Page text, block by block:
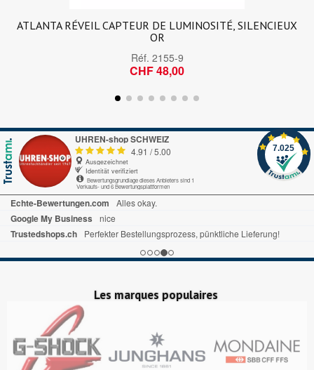
ATLANTA RÉVEIL CAPTEUR DE LUMINOSITÉ, SILENCIEUX
OR
Réf. 2155-9
CHF 48,00
UHREN-shop SCHWEIZ
4.91 /5.00
Ausgezeichnet
Identität verifiziert
Bewertungsgrundlage dieses Anbieters sind 1
Verkaufs- und 6 Bewertungsplattformen
7.025
Echte-Bewertungen.com Alles okay.
Google My Business nice
Trustedshops.ch Perfekter Bestellungsprozess, pünktliche Lieferung!
Les marques populaires